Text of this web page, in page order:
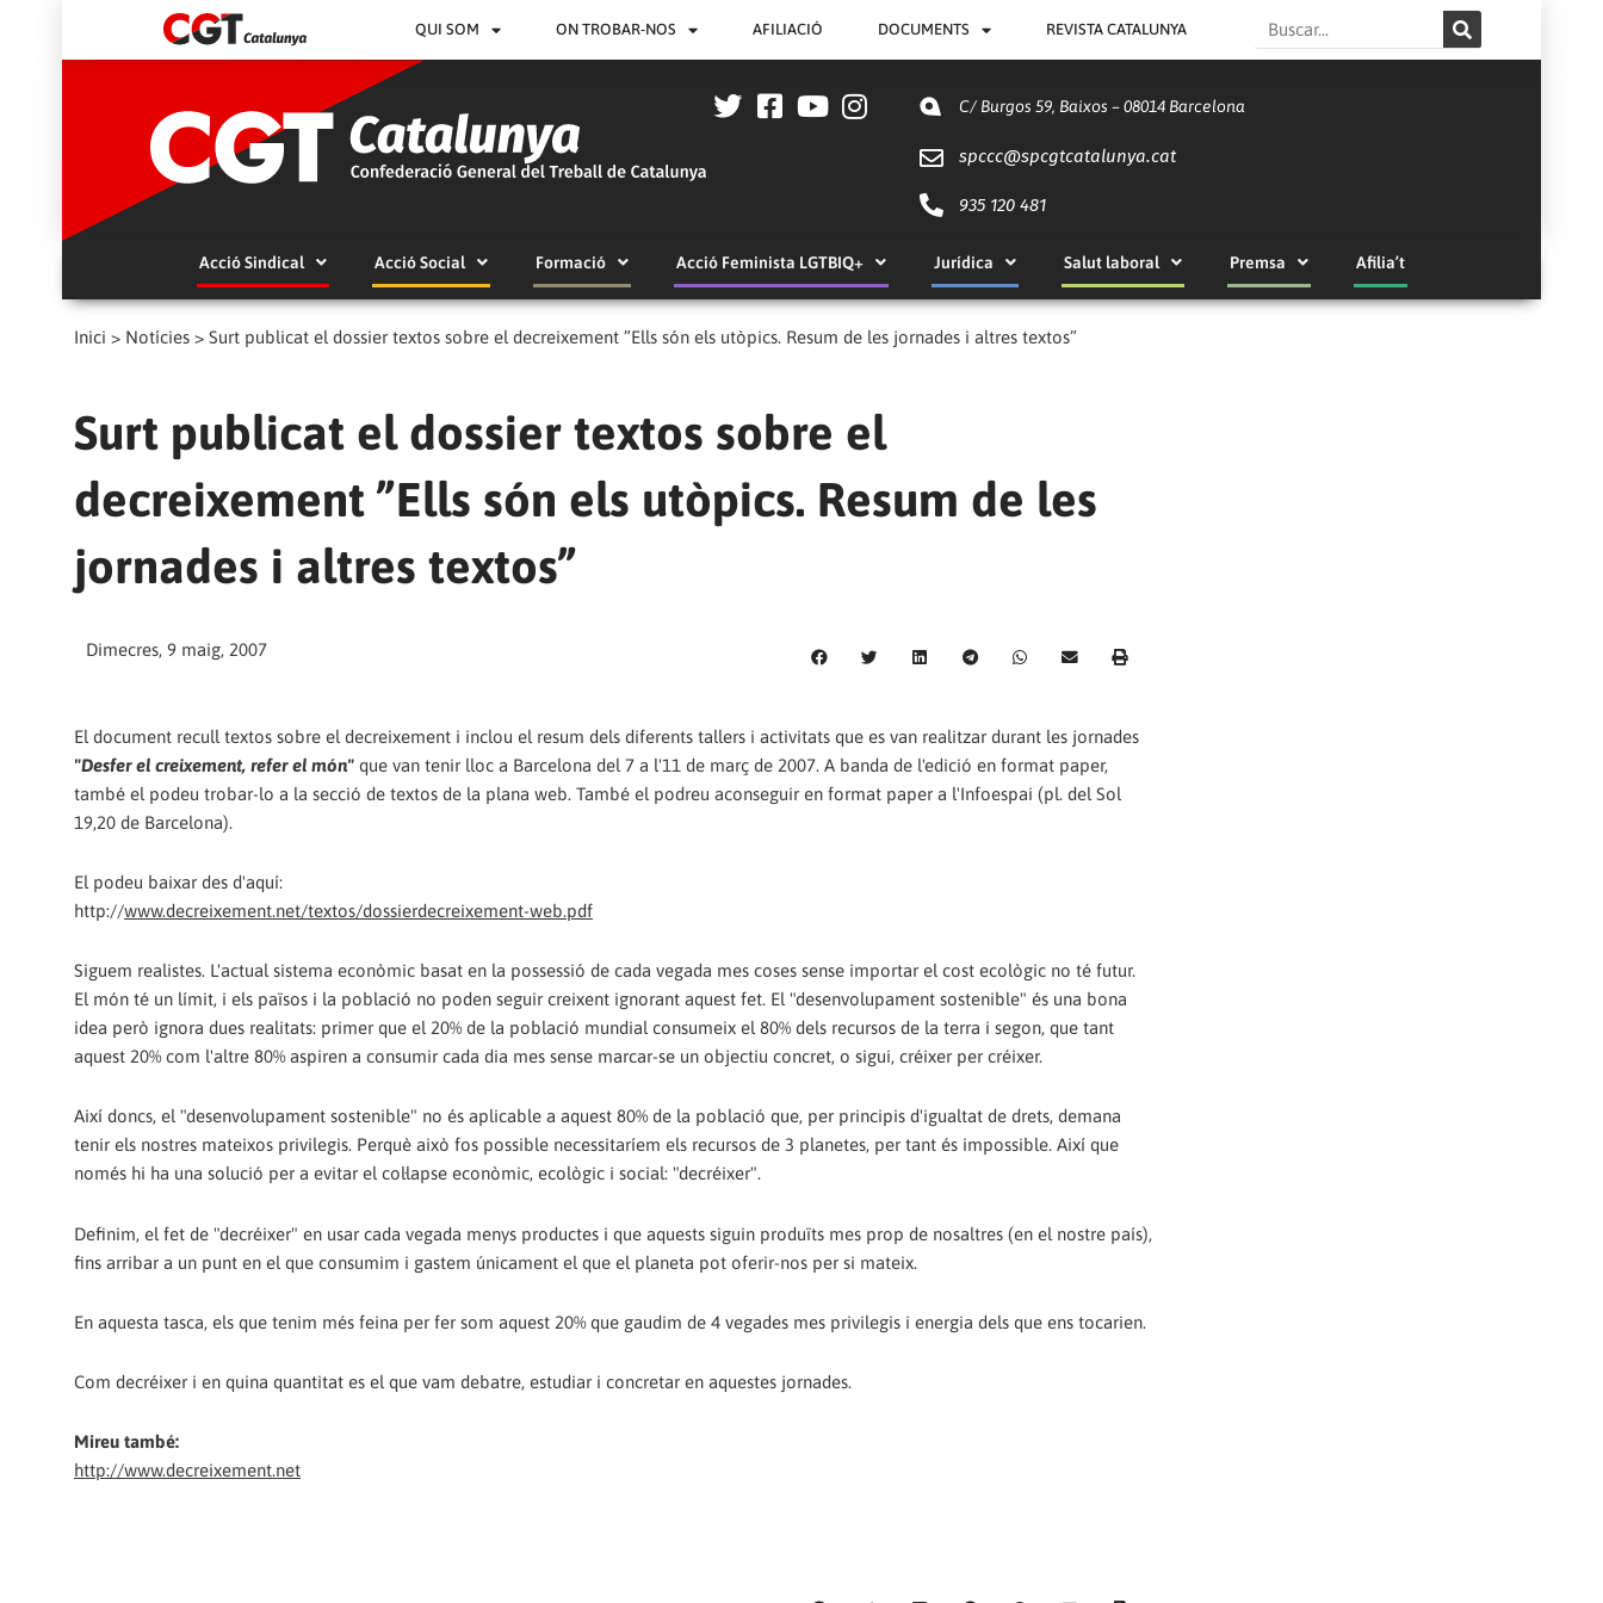
QUI SOM ON TROBAR-NOS AFILIACIÓ DOCUMENTS REVISTA CATALUNYA Search
C/ Burgos 59, Baixos – 08014 Barcelona
spccc@spcgtcatalunya.cat
935 120 481
Acció Sindical Acció Social Formació Acció Feminista LGTBIQ+ Jurídica Salut laboral Premsa Afilia’t
Inici > Notícies > Surt publicat el dossier textos sobre el decreixement ”Ells són els utòpics. Resum de les jornades i altres textos”
Surt publicat el dossier textos sobre el
decreixement ”Ells són els utòpics. Resum de les
jornades i altres textos”
Dimecres, 9 maig, 2007
El document recull textos sobre el decreixement i inclou el resum dels diferents tallers i activitats que es van realitzar durant les jornades
"Desfer el creixement, refer el món" que van tenir lloc a Barcelona del 7 a l'11 de març de 2007. A banda de l'edició en format paper,
també el podeu trobar-lo a la secció de textos de la plana web. També el podreu aconseguir en format paper a l'Infoespai (pl. del Sol
19,20 de Barcelona).
El podeu baixar des d'aquí:
http://www.decreixement.net/textos/dossierdecreixement-web.pdf
Siguem realistes. L'actual sistema econòmic basat en la possessió de cada vegada mes coses sense importar el cost ecològic no té futur.
El món té un límit, i els països i la població no poden seguir creixent ignorant aquest fet. El "desenvolupament sostenible" és una bona
idea però ignora dues realitats: primer que el 20% de la població mundial consumeix el 80% dels recursos de la terra i segon, que tant
aquest 20% com l'altre 80% aspiren a consumir cada dia mes sense marcar-se un objectiu concret, o sigui, créixer per créixer.
Així doncs, el "desenvolupament sostenible" no és aplicable a aquest 80% de la població que, per principis d'igualtat de drets, demana
tenir els nostres mateixos privilegis. Perquè això fos possible necessitaríem els recursos de 3 planetes, per tant és impossible. Així que
només hi ha una solució per a evitar el col·lapse econòmic, ecològic i social: "decréixer".
Definim, el fet de "decréixer" en usar cada vegada menys productes i que aquests siguin produïts mes prop de nosaltres (en el nostre país),
fins arribar a un punt en el que consumim i gastem únicament el que el planeta pot oferir-nos per si mateix.
En aquesta tasca, els que tenim més feina per fer som aquest 20% que gaudim de 4 vegades mes privilegis i energia dels que ens tocarien.
Com decréixer i en quina quantitat es el que vam debatre, estudiar i concretar en aquestes jornades.
Mireu també:
http://www.decreixement.net